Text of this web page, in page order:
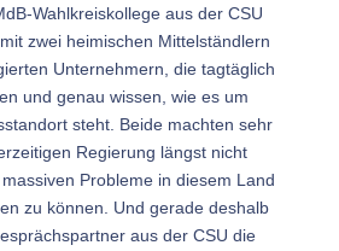
Wahlkreiskollege aus der CSU
zwei heimischen Mittelständlern
Unternehmern, die tagtäglich
und genau wissen, wie es um
steht. Beide machten sehr
Regierung längst nicht
Probleme in diesem Land
zu können. Und gerade deshalb
aus der CSU die